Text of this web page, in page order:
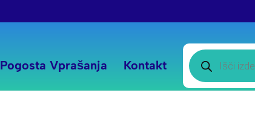
Pogosta Vprašanja Kontakt
Products
search